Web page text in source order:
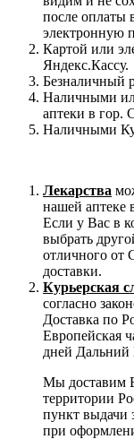
после оплаты
электронную
Картой или
Яндекс.Кассу.
Безналичный
Наличными
аптеки в гор.
Наличными
Лекарства
нашей аптеке
Если у Вас в
выбрать
отличного от
доставки.
Курьерская
согласно
Доставка по
Европейская
дней Дальний
Мы доставим
территории
пункт выдачи
при